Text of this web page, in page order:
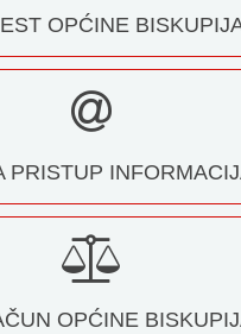
OPĆINE
PRISTUP
OPĆINE